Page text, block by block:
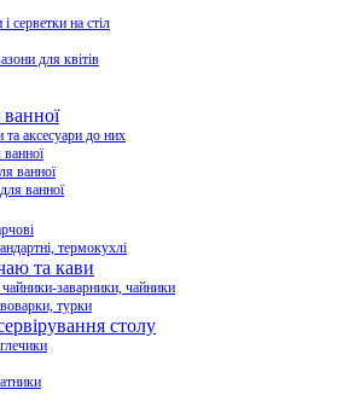
серветки на стіл
для квітів
та аксесуари до них
ванної
ванної
термокухлі
та кави
заварники, чайники
турки
столу